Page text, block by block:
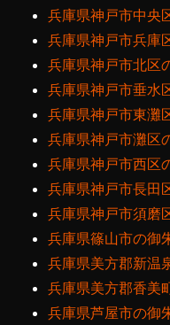
兵庫県神戸市中央
兵庫県神戸市兵庫
兵庫県神戸市北区
兵庫県神戸市垂水
兵庫県神戸市東灘
兵庫県神戸市灘区
兵庫県神戸市西区
兵庫県神戸市長田
兵庫県神戸市須磨
兵庫県篠山市の御
兵庫県美方郡新温
兵庫県美方郡香美
兵庫県芦屋市の御